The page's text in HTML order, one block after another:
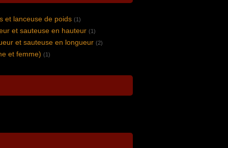
et lanceuse de poids (1)
et sauteuse en hauteur (1)
et sauteuse en longueur (2)
et femme) (1)